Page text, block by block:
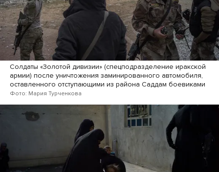
Солдаты «Золотой дивизии» (спецподразделение иракской
армии) после уничтожения заминированного автомобиля,
оставленного отступающими из района Саддам боевиками
Фото: Мария Турченкова